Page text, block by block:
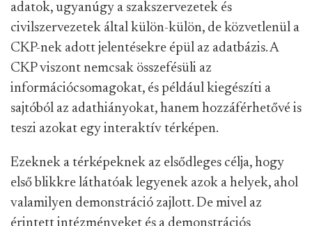
adatok, ugyanúgy a szakszervezetek és
civilszervezetek által külön-külön, de közvetlenül a
CKP-nek adott jelentésekre épül az adatbázis. A
CKP viszont nemcsak összefésüli az
információcsomagokat, és például kiegészíti a
sajtóból az adathiányokat, hanem hozzáférhetővé is
teszi azokat egy interaktív térképen.
Ezeknek a térképeknek az elsődleges célja, hogy
első blikkre láthatóak legyenek azok a helyek, ahol
valamilyen demonstráció zajlott. De mivel az
érintett intézményeket és a demonstrációs